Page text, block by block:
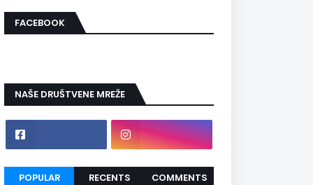
FACEBOOK
NAŠE DRUŠTVENE MREŽE
POPULAR RECENTS COMMENTS